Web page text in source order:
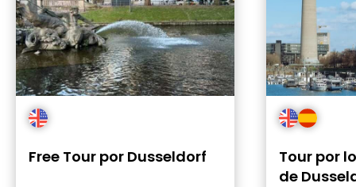
Free Tour por Dusseldorf
Tour por
de